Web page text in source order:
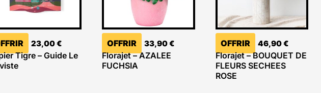
23,00€
Tigre – Guide Le
OFFRIR 33,90€
Florajet – AZALEE
FUCHSIA
OFFRIR 46,90€
Florajet – BOUQUET DE
FLEURS SECHEES
ROSE